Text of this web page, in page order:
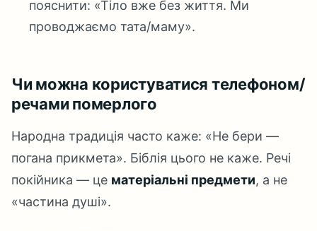
пояснити: «Тіло вже без життя. Ми
проводжаємо тата/маму».
Чи можна користуватися телефоном/
речами померлого
Народна традиція часто каже: «Не бери —
погана прикмета». Біблія цього не каже. Речі
покійника — це матеріальні предмети, а не
«частина душі».